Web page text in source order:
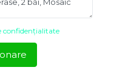
confidențialitate